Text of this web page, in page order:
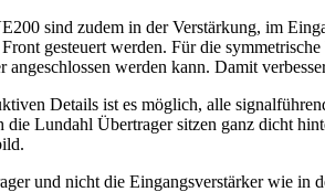
sind zudem in der Verstärkung, im
gesteuert werden. Für die
angeschlossen werden kann. Damit
Details ist es möglich, alle
die Lundahl Übertrager sitzen ganz dicht
und nicht die Eingangsverstärker wie